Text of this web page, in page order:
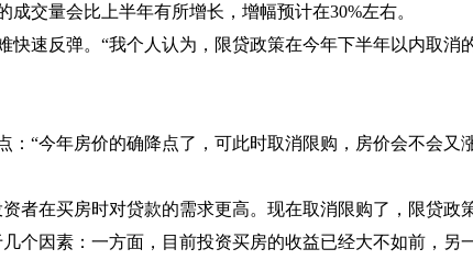
成交量会比上半年有所增长，增幅预计在30%左右。
速反弹。“我个人认为，限贷政策在今年下半年以内取消
“今年房价的确降点了，可此时取消限购，房价会不会又
者在买房时对贷款的需求更高。现在取消限购了，限贷政
个因素：一方面，目前投资买房的收益已经大不如前，另